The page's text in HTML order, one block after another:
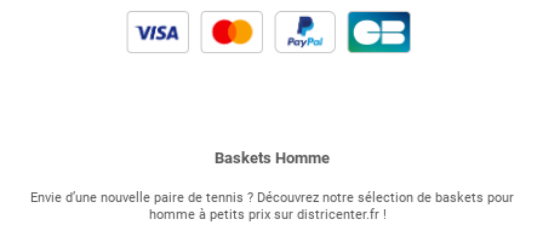
Baskets Homme
Envie d’une nouvelle paire de tennis ? Découvrez notre sélection de baskets pour
homme à petits prix sur districenter.fr !